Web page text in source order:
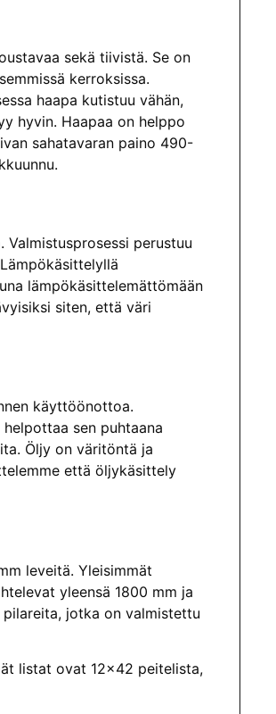
sekä tiivistä. Se on
kerroksissa.
haapa kutistuu vähän,
hyvin. Haapaa on helppo
sahatavaran paino 490-
perustuu
lämpökäsittelemättömään
siten, että väri
käyttöönottoa.
sen puhtaana
Öljy on väritöntä ja
että öljykäsittely
leveitä. Yleisimmät
yleensä 1800 mm ja
jotka on valmistettu
listat ovat 12×42 peitelista,